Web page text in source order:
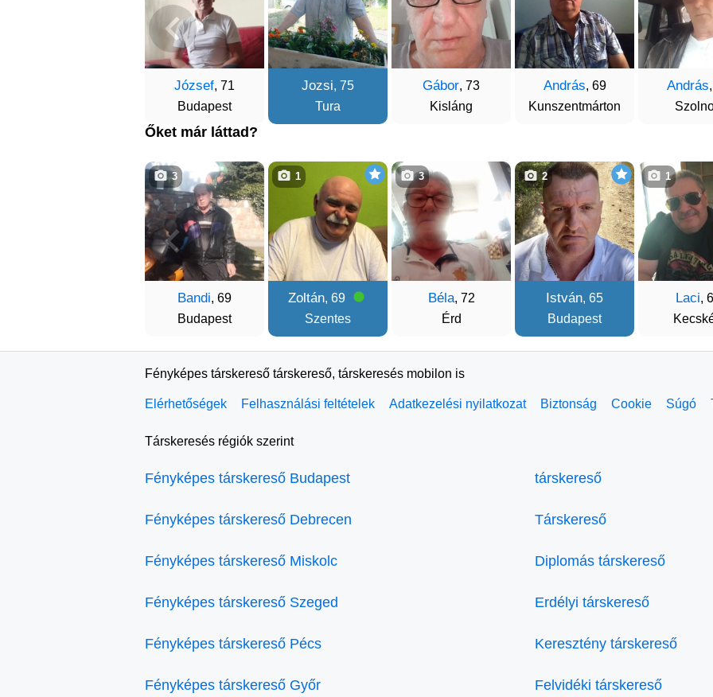
József, 71
Budapest
Jozsi, 75
Tura
Gábor, 73
Kisláng
András, 69
Kunszentmárton
András
Őket már láttad?
Bandi, 69
Budapest
3
Zoltán, 69
Szentes
1
Béla, 72
Érd
3
István, 65
Budapest
2
Laci,
1
Fényképes társkereső társkereső, társkeresés mobilon is
Elérhetőségek Felhasználási feltételek Adatkezelési nyilatkozat Biztonság Cookie Súgó
Társkeresés régiók szerint
Fényképes társkereső Budapest
Fényképes társkereső Debrecen
Fényképes társkereső Miskolc
Fényképes társkereső Szeged
Fényképes társkereső Pécs
Fényképes társkereső Győr
társkereső
Társkereső
Diplomás társkereső
Erdélyi társkereső
Keresztény társkereső
Felvidéki társkereső